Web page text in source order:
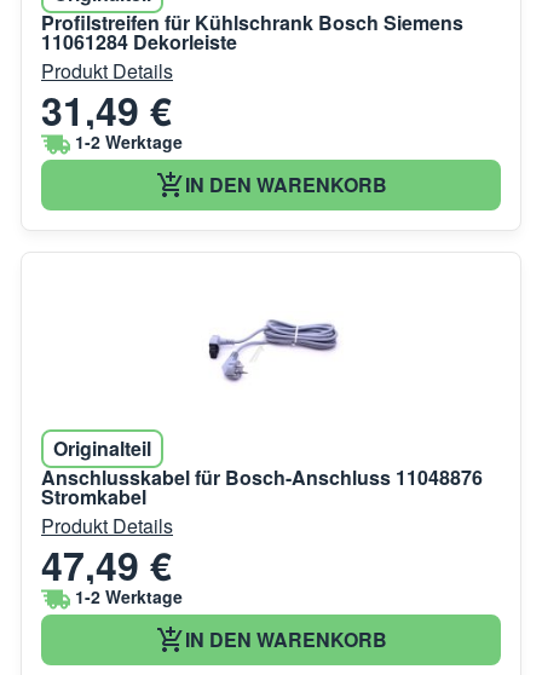
Profilstreifen für Kühlschrank Bosch Siemens
11061284 Dekorleiste
Produkt Details
31,49 €
1-2 Werktage
IN DEN WARENKORB
Originalteil
Anschlusskabel für Bosch-Anschluss 11048876
Stromkabel
Produkt Details
47,49 €
1-2 Werktage
IN DEN WARENKORB